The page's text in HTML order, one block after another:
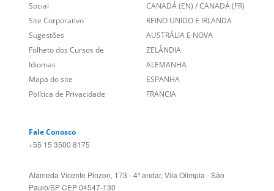
Site Corporativo
Sugestões
Folheto dos Cursos de
Idiomas
Mapa do site
Política de Privacidade
REINO UNIDO E IRLANDA
AUSTRÁLIA E NOVA
ZELÂNDIA
ALEMANHA
ESPANHA
FRANCIA
+55 15 3500 8175
Paulo/SP CEP 04547-130